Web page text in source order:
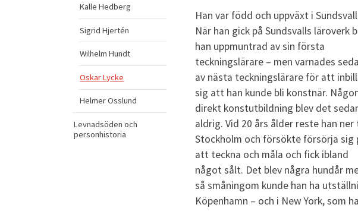
Kalle Hedberg
Sigrid Hjertén
Wilhelm Hundt
Oskar Lycke
Helmer Osslund
Levnadsöden och
personhistoria
Han var född och uppväxt i
När han gick på Sundsvalls läroverk
han uppmuntrad av sin första
teckningslärare – men varnades
av nästa teckningslärare för att
sig att han kunde bli konstnär.
direkt konstutbildning blev det
aldrig. Vid 20 års ålder reste han ner
Stockholm och försökte försörja sig
att teckna och måla och fick ibland
något sålt. Det blev några hundår
så småningom kunde han ha
Köpenhamn – och i New York, som